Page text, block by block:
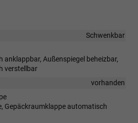
Schwenkbar
anklappbar, Außenspiegel beheizbar,
verstellbar
vorhanden
Gepäckraumklappe automatisch